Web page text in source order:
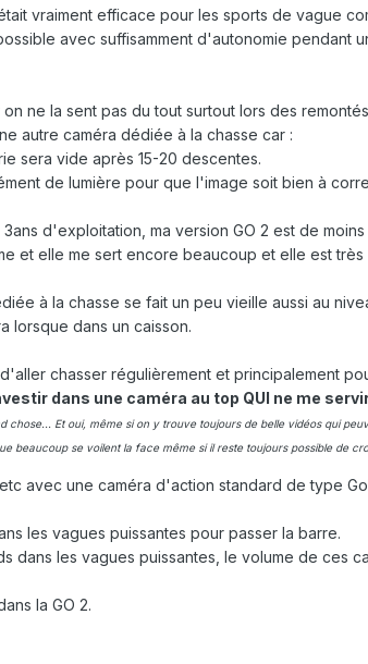
vraiment efficace pour les sports de vague
avec suffisamment d'autonomie pendant
ne la sent pas du tout surtout lors des
autre caméra dédiée à la chasse car :
sera vide après 15-20 descentes.
de lumière pour que l'image soit bien à
d'exploitation, ma version GO 2 est de
et elle me sert encore beaucoup et elle est
à la chasse se fait un peu vieille aussi au
lorsque dans un caisson.
chasser régulièrement et principalement
dans une caméra au top QUI ne me
Et oui, même si on y trouve toujours de belle vidéos qui
beaucoup se voilent la face même si il reste toujours possible de
avec une caméra d'action standard de type
les vagues puissantes pour passer la barre.
dans les vagues puissantes, le volume de ces
la GO 2.